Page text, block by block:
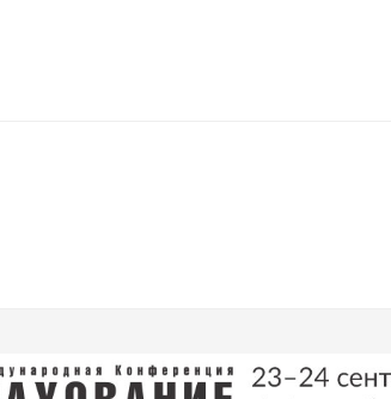
новую ловушку
покупках в Казахстане